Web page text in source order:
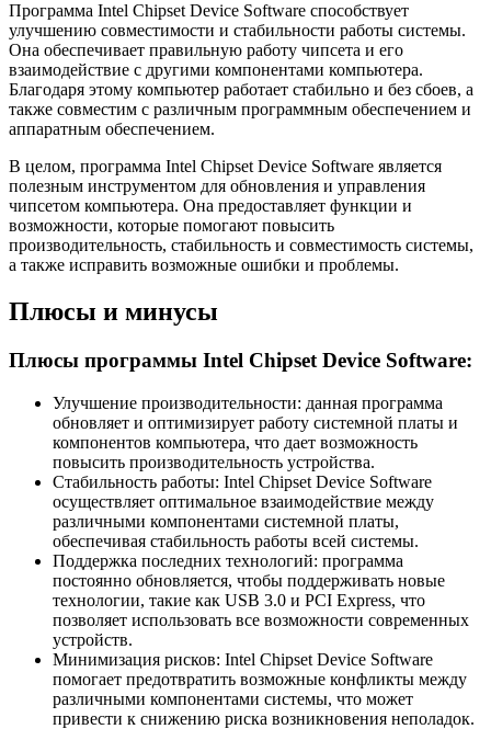
Программа Intel Chipset Device Software способствует
улучшению совместимости и стабильности работы системы.
Она обеспечивает правильную работу чипсета и его
взаимодействие с другими компонентами компьютера.
Благодаря этому компьютер работает стабильно и без сбоев, а
также совместим с различным программным обеспечением и
аппаратным обеспечением.
В целом, программа Intel Chipset Device Software является
полезным инструментом для обновления и управления
чипсетом компьютера. Она предоставляет функции и
возможности, которые помогают повысить
производительность, стабильность и совместимость системы,
а также исправить возможные ошибки и проблемы.
Плюсы и минусы
Плюсы программы Intel Chipset Device Software:
Улучшение производительности: данная программа
обновляет и оптимизирует работу системной платы и
компонентов компьютера, что дает возможность
повысить производительность устройства.
Стабильность работы: Intel Chipset Device Software
осуществляет оптимальное взаимодействие между
различными компонентами системной платы,
обеспечивая стабильность работы всей системы.
Поддержка последних технологий: программа
постоянно обновляется, чтобы поддерживать новые
технологии, такие как USB 3.0 и PCI Express, что
позволяет использовать все возможности современных
устройств.
Минимизация рисков: Intel Chipset Device Software
помогает предотвратить возможные конфликты между
различными компонентами системы, что может
привести к снижению риска возникновения неполадок.